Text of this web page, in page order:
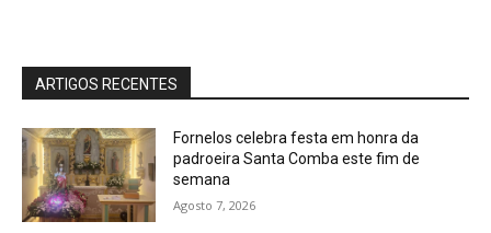
ARTIGOS RECENTES
Fornelos celebra festa em honra da
padroeira Santa Comba este fim de
semana
Agosto 7, 2026